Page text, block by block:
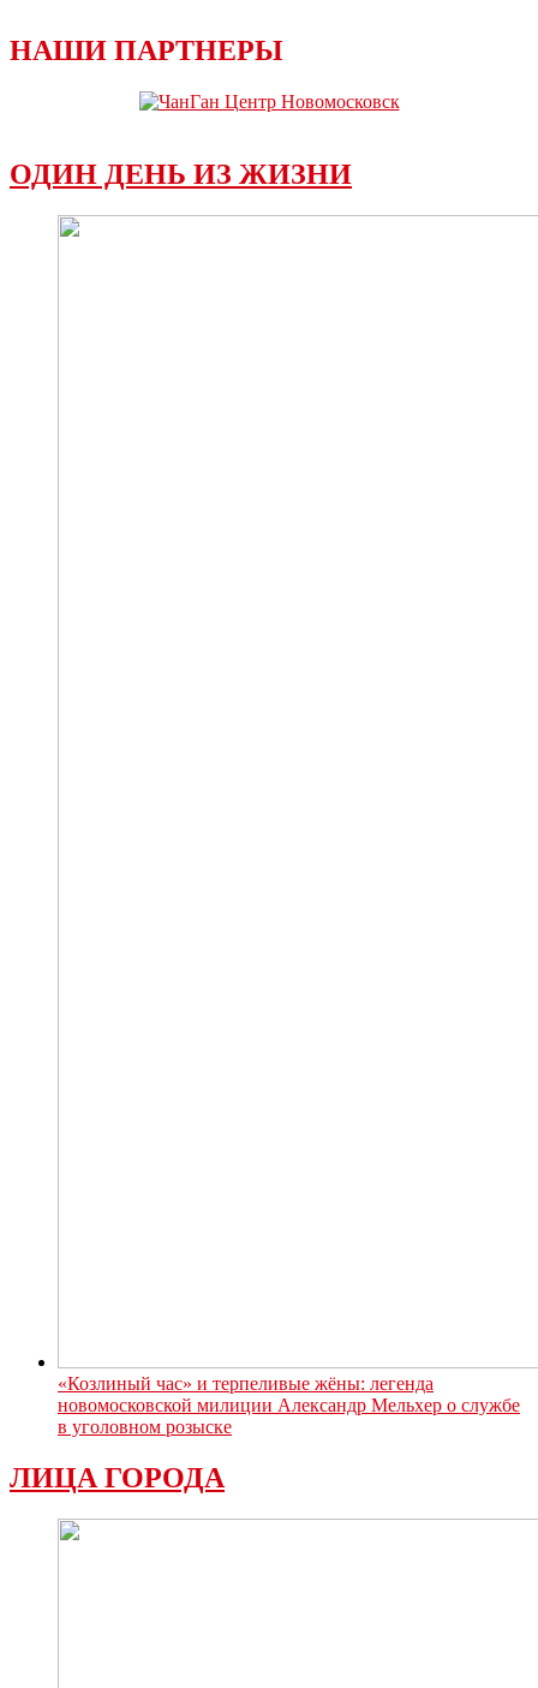
НАШИ ПАРТНЕРЫ
ОДИН ДЕНЬ ИЗ ЖИЗНИ
«Козлиный час» и терпеливые жёны: легенда
новомосковской милиции Александр Мельхер о службе
в уголовном розыске
ЛИЦА ГОРОДА